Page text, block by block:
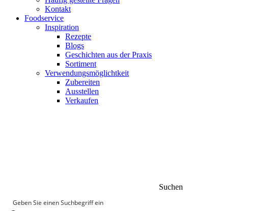
Kontakt
Foodservice
Inspiration
Rezepte
Blogs
Geschichten aus der Praxis
Sortiment
Verwendungsmöglichtkeit
Zubereiten
Ausstellen
Verkaufen
Suchen